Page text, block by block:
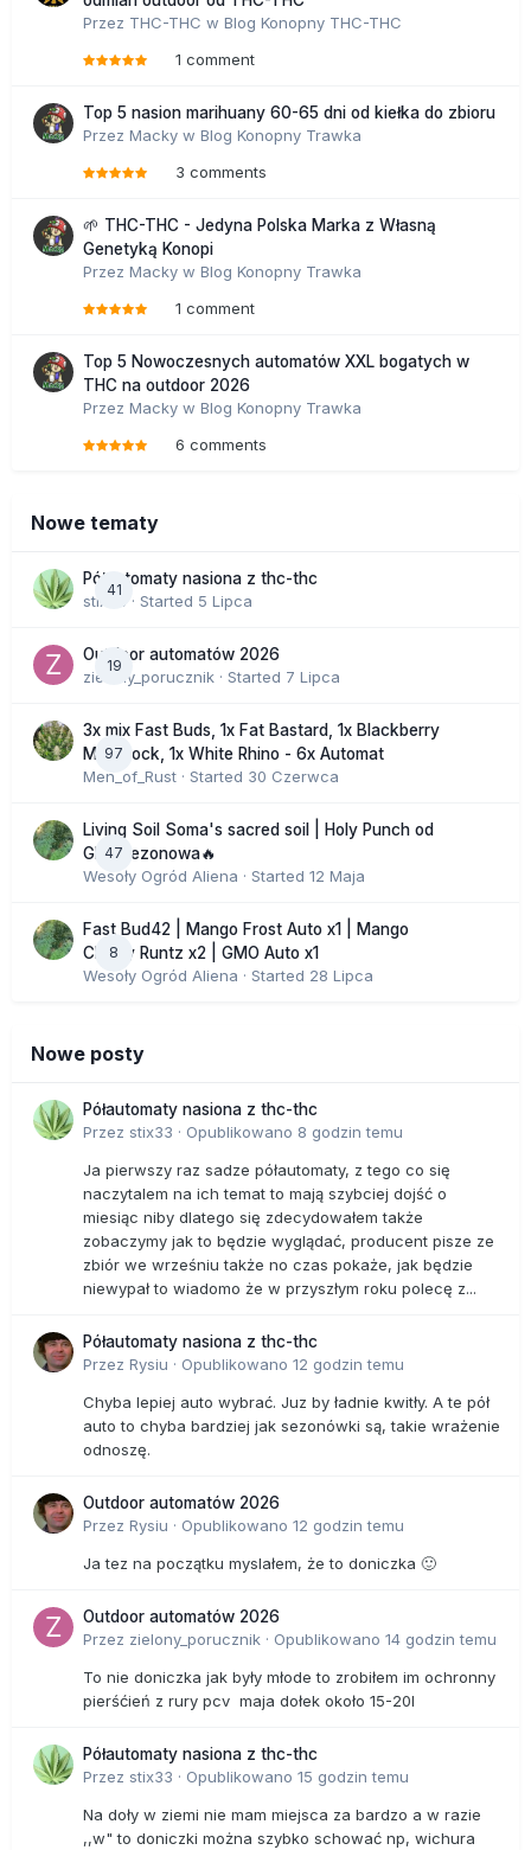
Przez THC-THC w Blog Konopny THC-THC
1 comment
Top 5 nasion marihuany 60-65 dni od kiełka do zbioru
Przez Macky w Blog Konopny Trawka
3 comments
🌱 THC-THC - Jedyna Polska Marka z Własną
Genetyką Konopi
Przez Macky w Blog Konopny Trawka
1 comment
Top 5 Nowoczesnych automatów XXL bogatych w
THC na outdoor 2026
Przez Macky w Blog Konopny Trawka
6 comments
Nowe tematy
41
Półautomaty nasiona z thc-thc
stix33 · Started 5 Lipca
19
Outdoor automatów 2026
zielony_porucznik · Started 7 Lipca
97
3x mix Fast Buds, 1x Fat Bastard, 1x Blackberry
Moonrock, 1x White Rhino - 6x Automat
Men_of_Rust · Started 30 Czerwca
47
Living Soil Soma's sacred soil | Holy Punch od
GHS sezonowa🔥
Wesoły Ogród Aliena · Started 12 Maja
8
Fast Bud42 | Mango Frost Auto x1 | Mango
Cherry Runtz x2 | GMO Auto x1
Wesoły Ogród Aliena · Started 28 Lipca
Nowe posty
Półautomaty nasiona z thc-thc
Przez stix33 · Opublikowano 8 godzin temu
Ja pierwszy raz sadze półautomaty, z tego co się
naczytalem na ich temat to mają szybciej dojść o
miesiąc niby dlatego się zdecydowałem także
zobaczymy jak to będzie wyglądać, producent pisze ze
zbiór we wrześniu także no czas pokaże, jak będzie
niewypał to wiadomo że w przyszłym roku polecę z...
Półautomaty nasiona z thc-thc
Przez Rysiu · Opublikowano 12 godzin temu
Chyba lepiej auto wybrać. Juz by ładnie kwitły. A te pół
auto to chyba bardziej jak sezonówki są, takie wrażenie
odnoszę.
Outdoor automatów 2026
Przez Rysiu · Opublikowano 12 godzin temu
Ja tez na początku myslałem, że to doniczka 🙂
Outdoor automatów 2026
Przez zielony_porucznik · Opublikowano 14 godzin temu
To nie doniczka jak były młode to zrobiłem im ochronny
pierśćień z rury pcv maja dołek około 15-20l
Półautomaty nasiona z thc-thc
Przez stix33 · Opublikowano 15 godzin temu
Na doły w ziemi nie mam miejsca za bardzo a w razie
,,w" to doniczki można szybko schować np, wichura